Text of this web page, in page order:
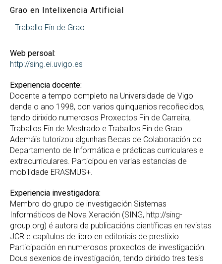
Grao en Intelixencia Artificial
Traballo Fin de Grao
Web persoal:
http://sing.ei.uvigo.es
Experiencia docente:
Docente a tempo completo na Universidade de Vigo
dende o ano 1998, con varios quinquenios recoñecidos,
tendo dirixido numerosos Proxectos Fin de Carreira,
Traballos Fin de Mestrado e Traballos Fin de Grao.
Ademáis tutorizou algunhas Becas de Colaboración co
Departamento de Informática e prácticas curriculares e
extracurriculares. Participou en varias estancias de
mobilidade ERASMUS+.
Experiencia investigadora:
Membro do grupo de investigación Sistemas
Informáticos de Nova Xeración (SING, http://sing-
group.org) é autora de publicacións científicas en revistas
JCR e capítulos de libro en editoriais de prestixio.
Participación en numerosos proxectos de investigación.
Dous sexenios de investigación, tendo dirixido tres tesis